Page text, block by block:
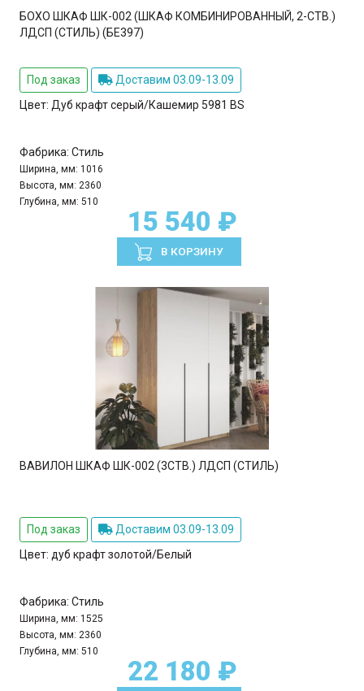
БОХО ШКАФ ШК-002 (ШКАФ КОМБИНИРОВАННЫЙ, 2-СТВ.)
ЛДСП (СТИЛЬ) (БЕ397)
Под заказ
Доставим 03.09-13.09
Цвет: Дуб крафт серый/Кашемир 5981 BS
Фабрика: Стиль
Ширина, мм: 1016
Высота, мм: 2360
Глубина, мм: 510
15 540 ₽
В КОРЗИНУ
ВАВИЛОН ШКАФ ШК-002 (3СТВ.) ЛДСП (СТИЛЬ)
Под заказ
Доставим 03.09-13.09
Цвет: дуб крафт золотой/Белый
Фабрика: Стиль
Ширина, мм: 1525
Высота, мм: 2360
Глубина, мм: 510
22 180 ₽